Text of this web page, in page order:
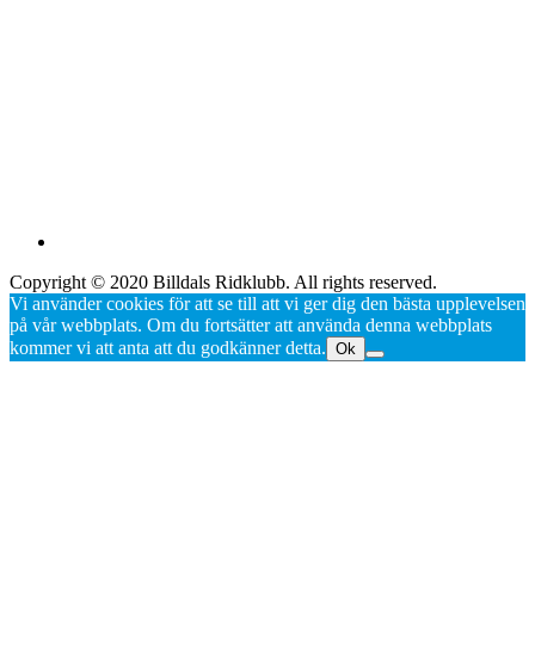
Copyright © 2020 Billdals Ridklubb. All rights reserved.
Vi använder cookies för att se till att vi ger dig den bästa upplevelsen
på vår webbplats. Om du fortsätter att använda denna webbplats
kommer vi att anta att du godkänner detta. Ok